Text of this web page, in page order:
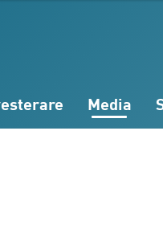
Media